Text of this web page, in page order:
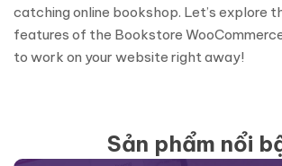
catching online bookshop. Let’s explore
features of the Bookstore
to work on your website right away!
Sản phẩm nổi